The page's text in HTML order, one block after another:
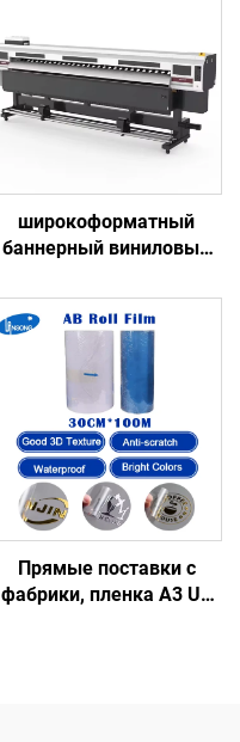
широкоформатный
баннерный виниловый
экосольвентный
принтер-плоттер с
печатающими
головками I3200/xp600, с
поддержкой CMYK, 220 В
Прямые поставки с
фабрики, пленка A3 UV